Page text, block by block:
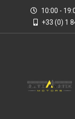
10:00 -
+33 (0) 1